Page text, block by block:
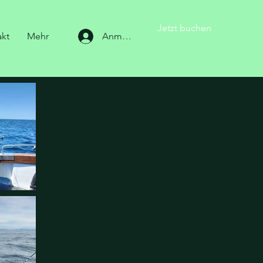
Mehr Anmelden
Jetzt buchen